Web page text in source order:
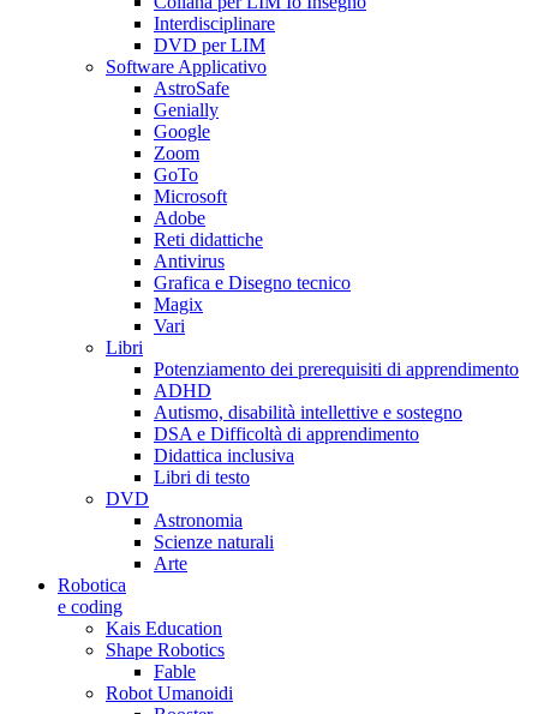
Interdisciplinare
DVD per LIM
Software Applicativo
AstroSafe
Genially
Google
Zoom
GoTo
Microsoft
Adobe
Reti didattiche
Antivirus
Grafica e Disegno tecnico
Magix
Vari
Libri
Potenziamento dei prerequisiti di apprendimento
ADHD
Autismo, disabilità intellettive e sostegno
DSA e Difficoltà di apprendimento
Didattica inclusiva
Libri di testo
DVD
Astronomia
Scienze naturali
Arte
Robotica
e coding
Kais Education
Shape Robotics
Fable
Robot Umanoidi